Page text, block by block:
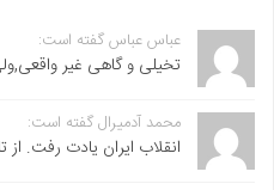
عباس عباس گفته است:
تخیلی و گاهی غیر
محمد آدمیرال گفته است:
انقلاب ایران یادت رفت. از